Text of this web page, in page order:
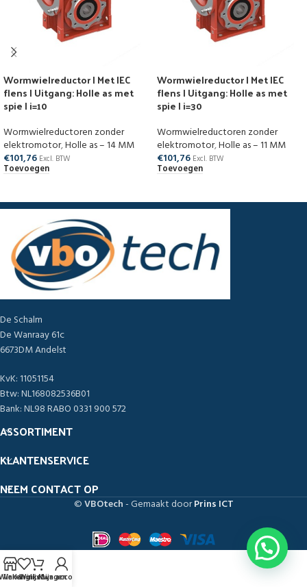
Wormwielreductor | Met IEC
flens | Uitgang: Holle as met
spie | i=10
Wormwielreductoren zonder
elektromotor,Holle as – 14 MM
€101,76 Excl. BTW
Toevoegen
Wormwielreductor | Met IEC
flens | Uitgang: Holle as met
spie | i=30
Wormwielreductoren zonder
elektromotor,Holle as – 11 MM
€101,76 Excl. BTW
Toevoegen
De Schalm
De Wanraay 61c
6673DM Andelst
KvK: 11051154
Btw: NL168082536B01
Bank: NL98 RABO 0331 900 572
ASSORTIMENT
KLANTENSERVICE
NEEM CONTACT OP
©VBOtech- Gemaakt doorPrins ICT
Verlanglijst
Winkelwagen
Mijn account